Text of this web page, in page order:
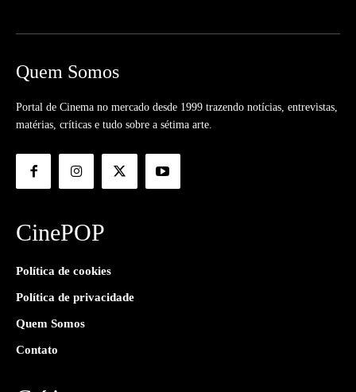
Quem Somos
Portal de Cinema no mercado desde 1999 trazendo notícias, entrevistas,
matérias, críticas e tudo sobre a sétima arte.
CinePOP
Política de cookies
Política de privacidade
Quem Somos
Contato